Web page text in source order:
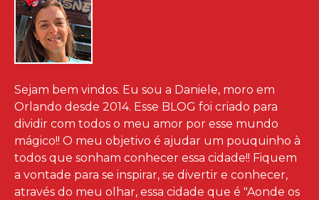
Sejam bem vindos. Eu sou a Daniele, moro em
Orlando desde 2014. Esse BLOG foi criado para
dividir com todos o meu amor por esse mundo
mágico!! O meu objetivo é ajudar um pouquinho à
todos que sonham conhecer essa cidade!! Fiquem
a vontade para se inspirar, se divertir e conhecer,
através do meu olhar, essa cidade que é "Aonde os